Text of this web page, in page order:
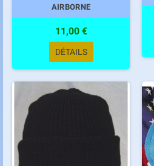
AIRBORNE
11,00 €
DÉTAILS